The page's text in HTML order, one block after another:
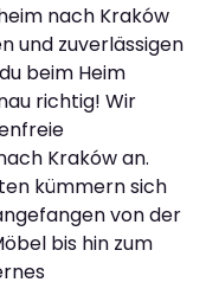
nach Kraków
und zuverlässigen
beim Heim
richtig! Wir
Kraków an.
kümmern sich
von der
bis hin zum